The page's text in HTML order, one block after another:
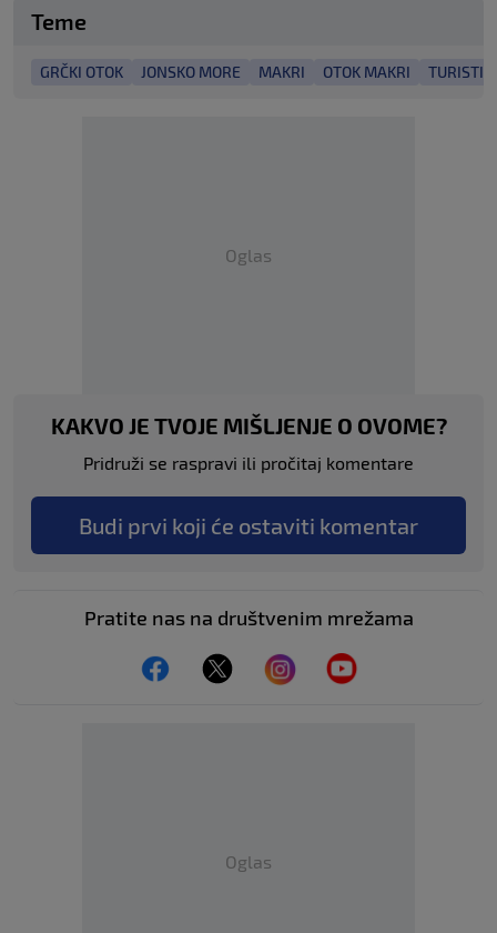
Teme
GRČKI OTOK JONSKO MORE MAKRI OTOK MAKRI
Oglas
KAKVO JE TVOJE MIŠLJENJE O OVOME?
Pridruži se raspravi ili pročitaj komentare
Budi prvi koji će ostaviti komentar
Pratite nas na društvenim mrežama
Oglas